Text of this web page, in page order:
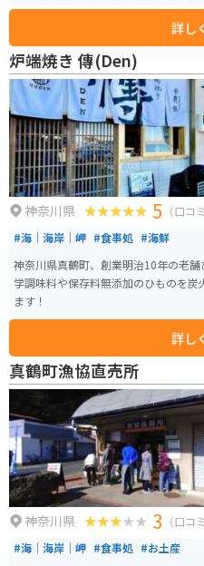
フェにお茶しにくるもよし。雑誌を
示車両があるので跨りにくるもよし
をツーリングするもよし。団体でツ
イカーにとってのまさにパラダイスです
詳し
炉端焼き 傳(Den)
神奈川県 5 （口コ
#海｜海岸｜岬 #食事処 #海鮮
神奈川県真鶴町、創業明治10年の老
学調味料や保存料無添加のひものを
ます！
詳し
真鶴町漁協直売所
神奈川県 3 （口コ
#海｜海岸｜岬 #食事処 #お土産